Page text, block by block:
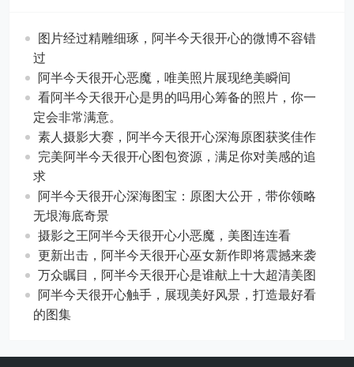
图片经过精雕细琢，阿半今天很开心的微博不容错
过
阿半今天很开心恶魔，唯美照片展现绝美瞬间
看阿半今天很开心是男的吗用心筹备的照片，你一
定会非常满意。
素人摄影大赛，阿半今天很开心深海原图获奖佳作
完美阿半今天很开心图包资源，满足你对美感的追
求
阿半今天很开心深海图宝：原图大公开，带你领略
无垠海底奇景
摄影之王阿半今天很开心小恶魔，美图连连看
更新出击，阿半今天很开心巫女新作即将震撼来袭
万众瞩目，阿半今天很开心是谁献上十大超清美图
阿半今天很开心触手，展现美好风景，打造最好看
的图集